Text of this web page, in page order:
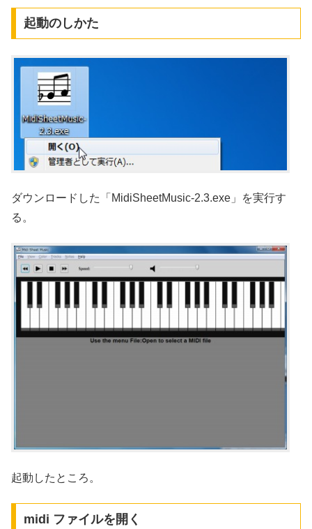
起動のしかた
ダウンロードした「MidiSheetMusic-2.3.exe」を実行す
る。
起動したところ。
midi ファイルを開く